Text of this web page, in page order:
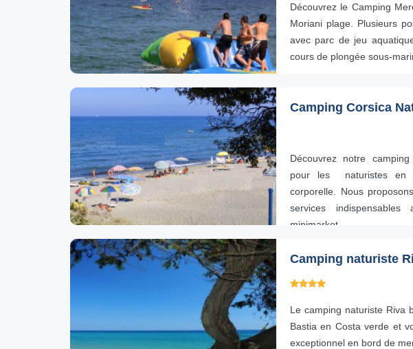
Découvrez le Camping
Moriani plage. Plusieurs
avec parc de jeu
cours de plongée sous-
Camping Corsica
Découvrez notre camping
pour les
naturistes
corporelle. Nous
services
minimarket,..
Camping naturiste
Le camping naturiste Riva
Bastia en Costa verde et
exceptionnel en bord de